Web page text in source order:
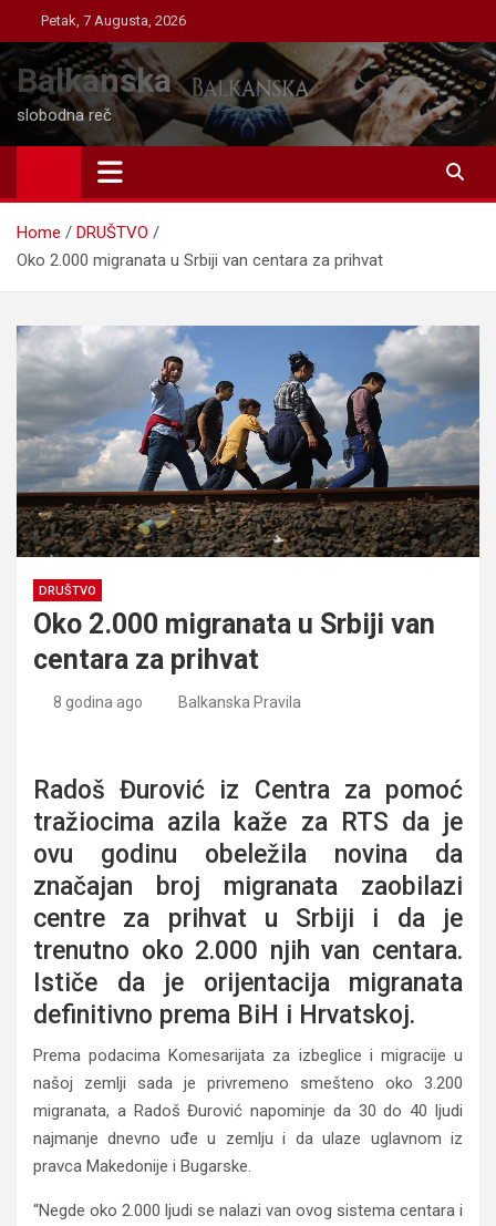
to
content
Petak, 7 Augusta, 2026
Balkanska
slobodna reč
Home
DRUŠTVO
Oko 2.000 migranata u Srbiji van centara za prihvat
DRUŠTVO
Oko 2.000 migranata u Srbiji van
centara za prihvat
8 godina ago Balkanska Pravila
Radoš Đurović iz Centra za pomoć
tražiocima azila kaže za RTS da je
ovu godinu obeležila novina da
značajan broj migranata zaobilazi
centre za prihvat u Srbiji i da je
trenutno oko 2.000 njih van centara.
Ističe da je orijentacija migranata
definitivno prema BiH i Hrvatskoj.
Prema podacima Komesarijata za izbeglice i migracije u
našoj zemlji sada je privremeno smešteno oko 3.200
migranata, a Radoš Đurović napominje da 30 do 40 ljudi
najmanje dnevno uđe u zemlju i da ulaze uglavnom iz
pravca Makedonije i Bugarske.
“Negde oko 2.000 ljudi se nalazi van ovog sistema centara i